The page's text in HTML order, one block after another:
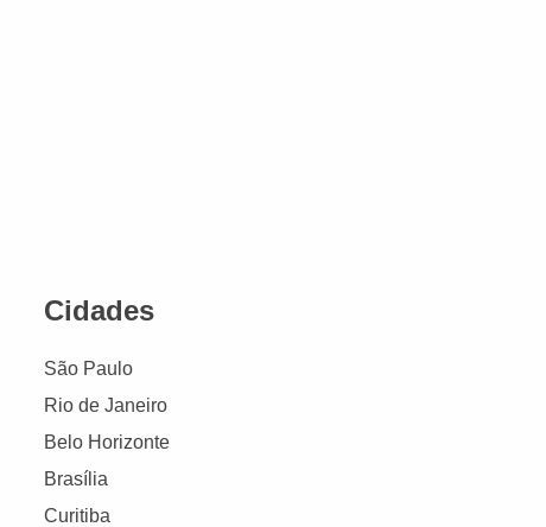
Cidades
São Paulo
Rio de Janeiro
Belo Horizonte
Brasília
Curitiba